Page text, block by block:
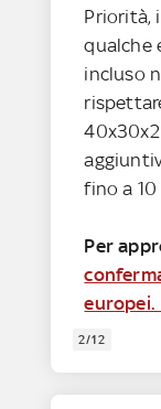
Priorità,
qualche
incluso
fino a 10
Per
europei.
2/12